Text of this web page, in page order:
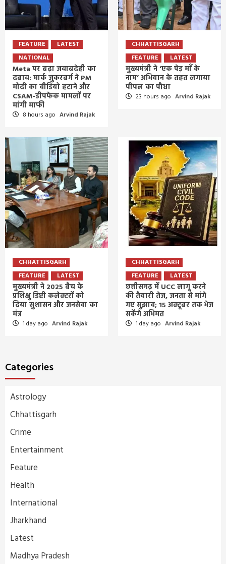
FEATURE
LATEST
NATIONAL
Meta पर बढ़ा जवाबदेही का
दबाव: मार्क जुकरबर्ग ने PM
मोदी का वीडियो हटाने और
CSAM-डीपफेक मामलों पर
मांगी माफी
8 hours ago Arvind Rajak
CHHATTISGARH
FEATURE
LATEST
मुख्यमंत्री ने ‘एक पेड़ माँ के
नाम’ अभियान के तहत लगाया
पीपल का पौधा
23 hours ago Arvind Rajak
CHHATTISGARH
FEATURE
LATEST
मुख्यमंत्री ने 2025 बैच के
प्रशिक्षु डिप्टी कलेक्टरों को
दिया सुशासन और जनसेवा का
मंत्र
1 day ago Arvind Rajak
CHHATTISGARH
FEATURE
LATEST
छत्तीसगढ़ में UCC लागू करने
की तैयारी तेज, जनता से मांगे
गए सुझाव; 15 अक्टूबर तक भेज
सकेंगे अभिमत
1 day ago Arvind Rajak
Categories
Astrology
Chhattisgarh
Crime
Entertainment
Feature
Health
International
Jharkhand
Latest
Madhya Pradesh